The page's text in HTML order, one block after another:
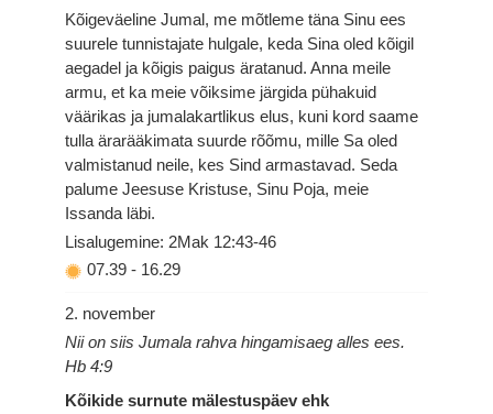
Kõigeväeline Jumal, me mõtleme täna Sinu ees
suurele tunnistajate hulgale, keda Sina oled kõigil
aegadel ja kõigis paigus äratanud. Anna meile
armu, et ka meie võiksime järgida pühakuid
väärikas ja jumalakartlikus elus, kuni kord saame
tulla ärarääkimata suurde rõõmu, mille Sa oled
valmistanud neile, kes Sind armastavad. Seda
palume Jeesuse Kristuse, Sinu Poja, meie
Issanda läbi.
Lisalugemine: 2Mak 12:43-46
07.39 - 16.29
2. november
Nii on siis Jumala rahva hingamisaeg alles ees.
Hb 4:9
Kõikide surnute mälestuspäev ehk